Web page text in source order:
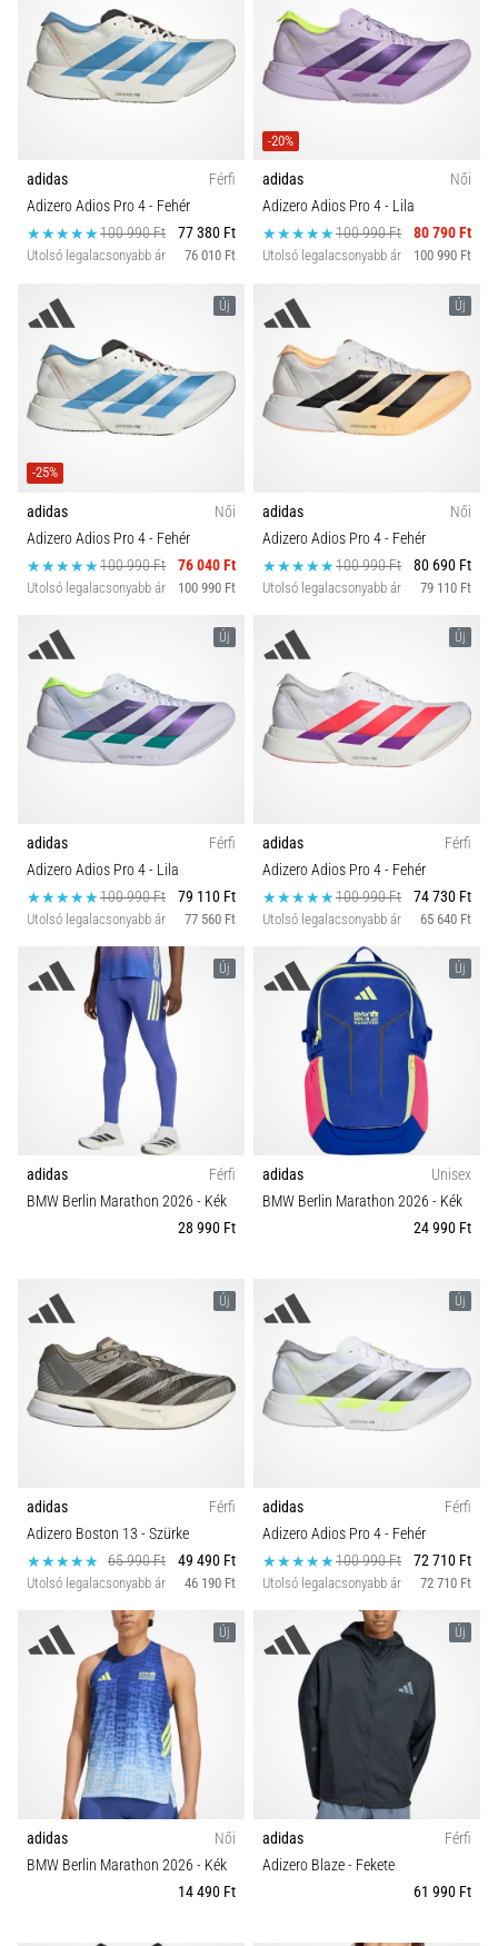
adidas
Férfi
Adizero Adios Pro 4- Fehér
100 990 Ft
77 380 Ft
Utolsó legalacsonyabb ár 76 010 Ft
-20%
adidas
Női
Adizero Adios Pro 4- Lila
100 990 Ft
80 790 Ft
Utolsó legalacsonyabb ár 100 990 Ft
Új
-25%
adidas
Női
Adizero Adios Pro 4- Fehér
100 990 Ft
76 040 Ft
Utolsó legalacsonyabb ár 100 990 Ft
Új
adidas
Női
Adizero Adios Pro 4- Fehér
100 990 Ft
80 690 Ft
Utolsó legalacsonyabb ár 79 110 Ft
Új
adidas
Férfi
Adizero Adios Pro 4- Lila
100 990 Ft
79 110 Ft
Utolsó legalacsonyabb ár 77 560 Ft
Új
adidas
Férfi
Adizero Adios Pro 4- Fehér
100 990 Ft
74 730 Ft
Utolsó legalacsonyabb ár 65 640 Ft
Új
adidas
Férfi
BMW Berlin Marathon 2026 - Kék
28 990 Ft
Új
adidas
Unisex
BMW Berlin Marathon 2026 - Kék
24 990 Ft
Új
adidas
Férfi
Adizero Boston 13 - Szürke
65 990 Ft
49 490 Ft
Utolsó legalacsonyabb ár 46 190 Ft
Új
adidas
Férfi
Adizero Adios Pro 4- Fehér
100 990 Ft
72 710 Ft
Utolsó legalacsonyabb ár 72 710 Ft
Új
adidas
Női
BMW Berlin Marathon 2026 - Kék
14 490 Ft
Új
adidas
Férfi
Adizero Blaze- Fekete
61 990 Ft